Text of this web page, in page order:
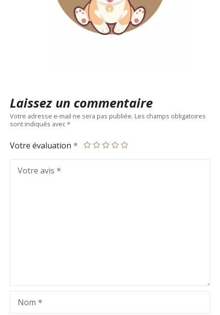
Laissez un commentaire
Votre adresse e-mail ne sera pas publiée. Les champs obligatoires
sont indiqués avec
Votre évaluation
Votre avis
Nom